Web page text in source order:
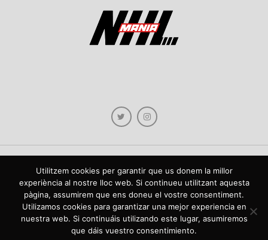
Copyright © 2021 NHLmania.com. Tots els drets reservats / Todos los derechos
reservados. NHLmania és una web dedicada a la difusió de contingut sobre la
NHL, tant en català com en castellà. L'escut de NHLmania.com és propietat de la
web en qüestió. NHLmania es una web dedicada a la difusión de contenido sobre
la NHL, tanto en español como en catalán. El escudo deNHLmania.com es
propiedad de dicha web.
Utilitzem cookies per garantir que us donem la millor
experiència al nostre lloc web. Si continueu utilitzant aquesta
pàgina, assumirem que ens doneu el vostre consentiment.
Utilizamos cookies para garantizar una mejor experiencia en
nuestra web. Si continuáis utilizando este lugar, asumiremos
que dáis vuestro consentimiento.